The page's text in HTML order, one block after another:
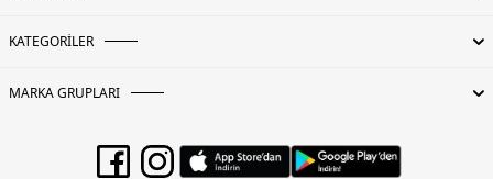
KATEGORİLER
MARKA GRUPLARI